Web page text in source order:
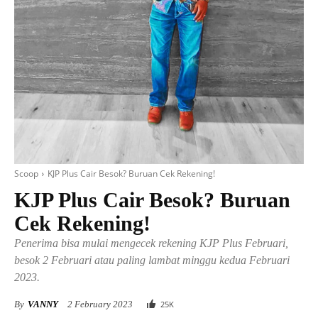
Scoop KJP Plus Cair Besok? Buruan Cek Rekening!
KJP Plus Cair Besok? Buruan
Cek Rekening!
Penerima bisa mulai mengecek rekening KJP Plus Februari,
besok 2 Februari atau paling lambat minggu kedua Februari
2023.
By VANNY 2 February 2023 25K